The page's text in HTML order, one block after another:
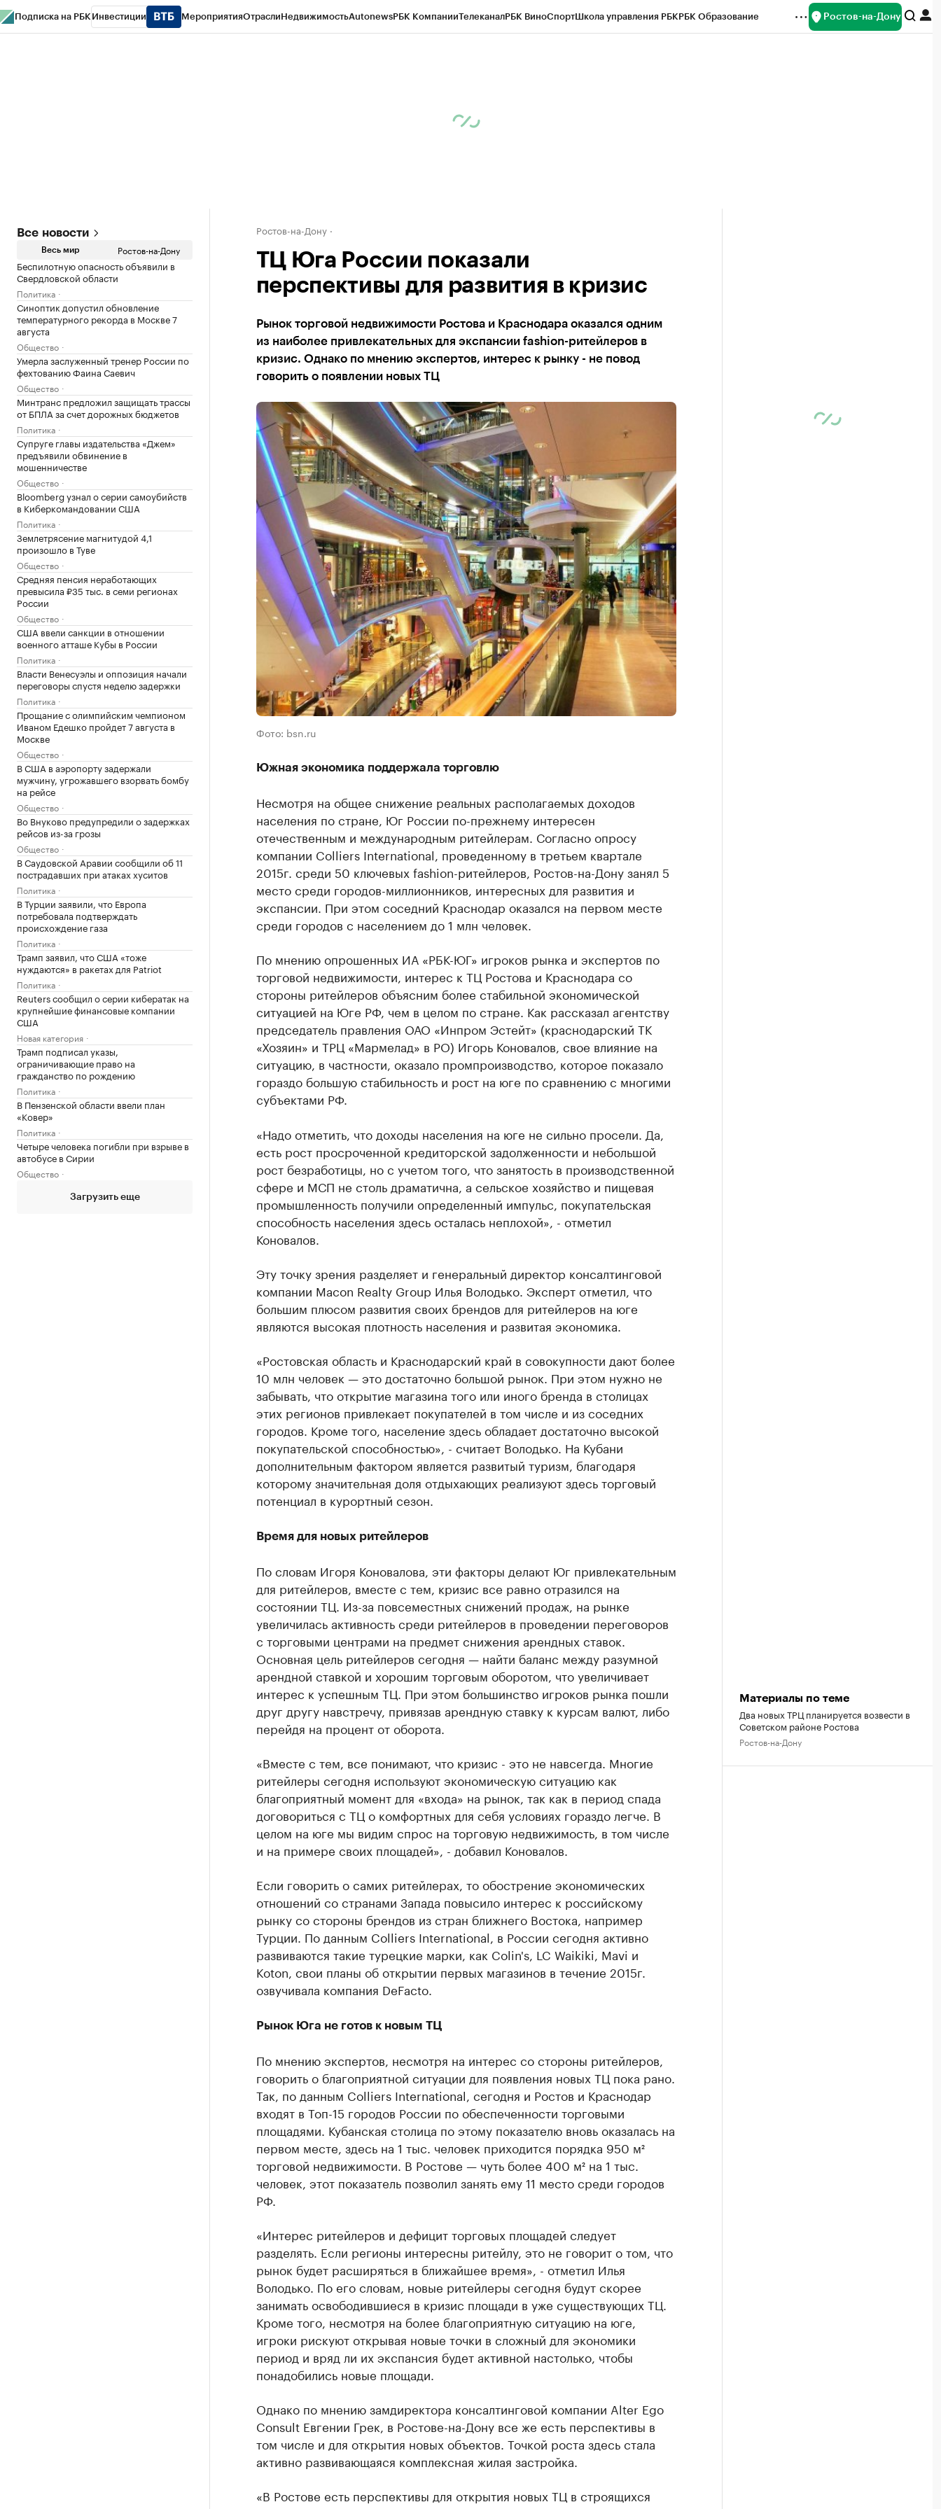
Подписка на РБК Инвестиции МероприятияОтраслиНедвижимостьAutonewsРБК КомпанииТелеканалРБК ВиноСпортШкола управления РБКРБК Образование Ростов-на-Дону
Все новости
Весь мир Ростов-на-Дону
Беспилотную опасность объявили в
Свердловской области
Политика
Синоптик допустил обновление
температурного рекорда в Москве 7
августа
Общество
Умерла заслуженный тренер России по
фехтованию Фаина Саевич
Общество
Минтранс предложил защищать трассы
от БПЛА за счет дорожных бюджетов
Политика
Супруге главы издательства «Джем»
предъявили обвинение в
мошенничестве
Общество
Bloomberg узнал о серии самоубийств
в Киберкомандовании США
Политика
Землетрясение магнитудой 4,1
произошло в Туве
Общество
Средняя пенсия неработающих
превысила ₽35 тыс. в семи регионах
России
Общество
США ввели санкции в отношении
военного атташе Кубы в России
Политика
Власти Венесуэлы и оппозиция начали
переговоры спустя неделю задержки
Политика
Прощание с олимпийским чемпионом
Иваном Едешко пройдет 7 августа в
Москве
Общество
В США в аэропорту задержали
мужчину, угрожавшего взорвать бомбу
на рейсе
Общество
Во Внуково предупредили о задержках
рейсов из-за грозы
Общество
В Саудовской Аравии сообщили об 11
пострадавших при атаках хуситов
Политика
В Турции заявили, что Европа
потребовала подтверждать
происхождение газа
Политика
Трамп заявил, что США «тоже
нуждаются» в ракетах для Patriot
Политика
Reuters сообщил о серии кибератак на
крупнейшие финансовые компании
США
Новая категория
Трамп подписал указы,
ограничивающие право на
гражданство по рождению
Политика
В Пензенской области ввели план
«Ковер»
Политика
Четыре человека погибли при взрыве в
автобусе в Сирии
Общество
Загрузить еще
Ростов-на-Дону
ТЦ Юга России показали
перспективы для развития в кризис
Рынок торговой недвижимости Ростова и Краснодара оказался одним
из наиболее привлекательных для экспансии fashion-ритейлеров в
кризис. Однако по мнению экспертов, интерес к рынку - не повод
говорить о появлении новых ТЦ
Фото: bsn.ru
Южная экономика поддержала торговлю
Несмотря на общее снижение реальных располагаемых доходов
населения по стране, Юг России по-прежнему интересен
отечественным и международным ритейлерам. Согласно опросу
компании Colliers International, проведенному в третьем квартале
2015г. среди 50 ключевых fashion-ритейлеров, Ростов-на-Дону занял 5
место среди городов-миллионников, интересных для развития и
экспансии. При этом соседний Краснодар оказался на первом месте
среди городов с населением до 1 млн человек.
По мнению опрошенных ИА «РБК-ЮГ» игроков рынка и экспертов по
торговой недвижимости, интерес к ТЦ Ростова и Краснодара со
стороны ритейлеров объясним более стабильной экономической
ситуацией на Юге РФ, чем в целом по стране. Как рассказал агентству
председатель правления ОАО «Инпром Эстейт» (краснодарский ТК
«Хозяин» и ТРЦ «Мармелад» в РО) Игорь Коновалов, свое влияние на
ситуацию, в частности, оказало промпроизводство, которое показало
гораздо большую стабильность и рост на юге по сравнению с многими
субъектами РФ.
«Надо отметить, что доходы населения на юге не сильно просели. Да,
есть рост просроченной кредиторской задолженности и небольшой
рост безработицы, но с учетом того, что занятость в производственной
сфере и МСП не столь драматична, а сельское хозяйство и пищевая
промышленность получили определенный импульс, покупательская
способность населения здесь осталась неплохой», - отметил
Коновалов.
Эту точку зрения разделяет и генеральный директор консалтинговой
компании Macon Realty Group Илья Володько. Эксперт отметил, что
большим плюсом развития своих брендов для ритейлеров на юге
являются высокая плотность населения и развитая экономика.
«Ростовская область и Краснодарский край в совокупности дают более
10 млн человек — это достаточно большой рынок. При этом нужно не
забывать, что открытие магазина того или иного бренда в столицах
этих регионов привлекает покупателей в том числе и из соседних
городов. Кроме того, население здесь обладает достаточно высокой
покупательской способностью», - считает Володько. На Кубани
дополнительным фактором является развитый туризм, благодаря
которому значительная доля отдыхающих реализуют здесь торговый
потенциал в курортный сезон.
Время для новых ритейлеров
По словам Игоря Коновалова, эти факторы делают Юг привлекательным
для ритейлеров, вместе с тем, кризис все равно отразился на
состоянии ТЦ. Из-за повсеместных снижений продаж, на рынке
увеличилась активность среди ритейлеров в проведении переговоров
с торговыми центрами на предмет снижения арендных ставок.
Основная цель ритейлеров сегодня — найти баланс между разумной
арендной ставкой и хорошим торговым оборотом, что увеличивает
интерес к успешным ТЦ. При этом большинство игроков рынка пошли
друг другу навстречу, привязав арендную ставку к курсам валют, либо
перейдя на процент от оборота.
«Вместе с тем, все понимают, что кризис - это не навсегда. Многие
ритейлеры сегодня используют экономическую ситуацию как
благоприятный момент для «входа» на рынок, так как в период спада
договориться с ТЦ о комфортных для себя условиях гораздо легче. В
целом на юге мы видим спрос на торговую недвижимость, в том числе
и на примере своих площадей», - добавил Коновалов.
Если говорить о самих ритейлерах, то обострение экономических
отношений со странами Запада повысило интерес к российскому
рынку со стороны брендов из стран ближнего Востока, например
Турции. По данным Colliers International, в России сегодня активно
развиваются такие турецкие марки, как Colin's, LC Waikiki, Mavi и
Koton, cвои планы об открытии первых магазинов в течение 2015г.
озвучивала компания DeFacto.
Рынок Юга не готов к новым ТЦ
По мнению экспертов, несмотря на интерес со стороны ритейлеров,
говорить о благоприятной ситуации для появления новых ТЦ пока рано.
Так, по данным Colliers International, сегодня и Ростов и Краснодар
входят в Топ-15 городов России по обеспеченности торговыми
площадями. Кубанская столица по этому показателю вновь оказалась на
первом месте, здесь на 1 тыс. человек приходится порядка 950 м²
торговой недвижимости. В Ростове — чуть более 400 м² на 1 тыс.
человек, этот показатель позволил занять ему 11 место среди городов
РФ.
«Интерес ритейлеров и дефицит торговых площадей следует
разделять. Если регионы интересны ритейлу, это не говорит о том, что
рынок будет расширяться в ближайшее время», - отметил Илья
Володько. По его словам, новые ритейлеры сегодня будут скорее
занимать освободившиеся в кризис площади в уже существующих ТЦ.
Кроме того, несмотря на более благоприятную ситуацию на юге,
игроки рискуют открывая новые точки в сложный для экономики
период и вряд ли их экспансия будет активной настолько, чтобы
понадобились новые площади.
Однако по мнению замдиректора консалтинговой компании Alter Ego
Consult Евгении Грек, в Ростове-на-Дону все же есть перспективы в
том числе и для открытия новых объектов. Точкой роста здесь стала
активно развивающаяся комплексная жилая застройка.
«В Ростове есть перспективы для открытия новых ТЦ в строящихся
Материалы по теме
Два новых ТРЦ планируется возвести в
Советском районе Ростова
Ростов-на-Дону